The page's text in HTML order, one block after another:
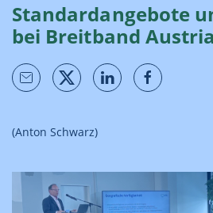
Standardangebote
bei Breitband
(Anton Schwarz)